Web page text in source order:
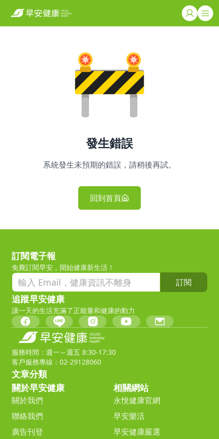
發生錯誤
系統發生未預期的錯誤，請稍後再試。
回到首頁
訂閱電子報
免費訂閱早安，開始健康新生活！
訂閱
追蹤早安健康
讓一天的生活充滿了正能量和健康的動力
服務時間：週一～週五 8:30-17:30
客戶服務專線：02-29128060
文章分類
關於早安健康
關於我們
聯絡我們
廣告刊登
相關網站
永悅健康官網
早安樂活
早安健康嚴選